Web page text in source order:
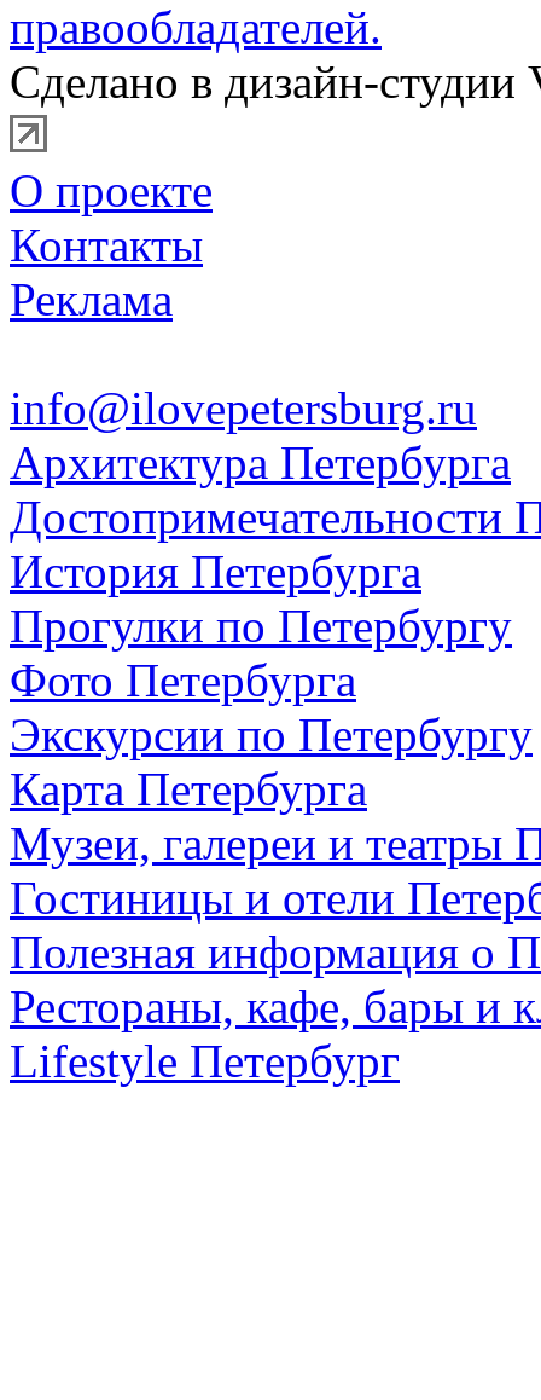
правообладателей.
Сделано в дизайн-студии
О проекте
Контакты
Реклама
info@ilovepetersburg.ru
Архитектура Петербурга
Достопримечательности
История Петербурга
Прогулки по Петербургу
Фото Петербурга
Экскурсии по Петербургу
Карта Петербурга
Музеи, галереи и театры
Гостиницы и отели
Полезная информация о
Рестораны, кафе, бары и
Lifestyle Петербург